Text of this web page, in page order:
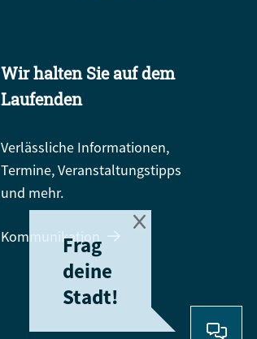
Wir halten Sie auf dem
Laufenden
Verlässliche Informationen,
Termine, Veranstaltungstipps
und mehr.
Kommunikation
Frag
deine
Stadt!